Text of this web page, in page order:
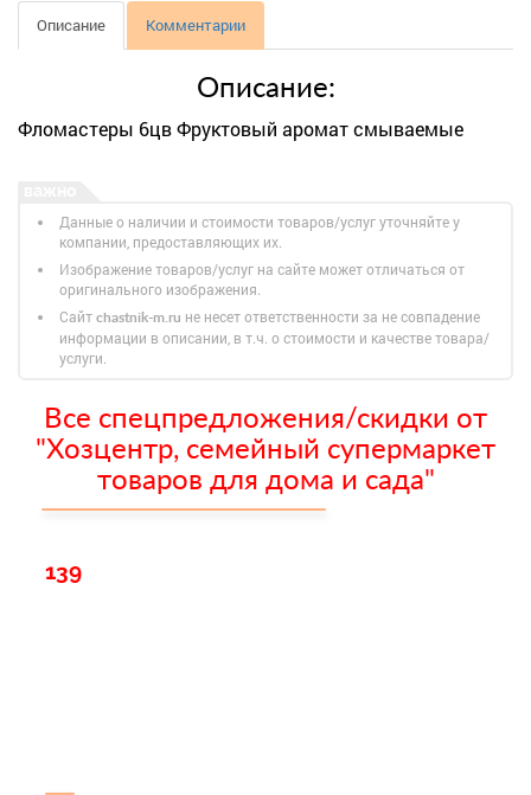
Описание Комментарии
Описание:
Фломастеры 6цв Фруктовый аромат смываемые
Данные о наличии и стоимости товаров/услуг уточняйте у
компании, предоставляющих их.
Изображение товаров/услуг на сайте может отличаться от
оригинального изображения.
Сайт chastnik-m.ru не несет ответственности за не совпадение
информации в описании, в т.ч. о стоимости и качестве товара/
услуги.
Все спецпредложения/скидки от
"Хозцентр, семейный супермаркет
товаров для дома и сада"
139